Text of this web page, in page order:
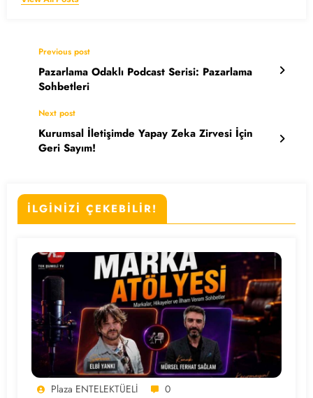
Previous post
Pazarlama Odaklı Podcast Serisi: Pazarlama
Sohbetleri
Next post
Kurumsal İletişimde Yapay Zeka Zirvesi İçin
Geri Sayım!
İLGİNİZİ ÇEKEBİLİR!
Plaza ENTELEKTÜELİ 0